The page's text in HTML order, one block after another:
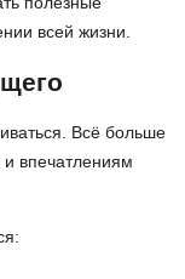
всей жизни.
Всё больше
впечатлениям